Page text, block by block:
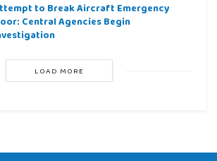
to Break Aircraft Emergency
Central Agencies Begin
LOAD MORE